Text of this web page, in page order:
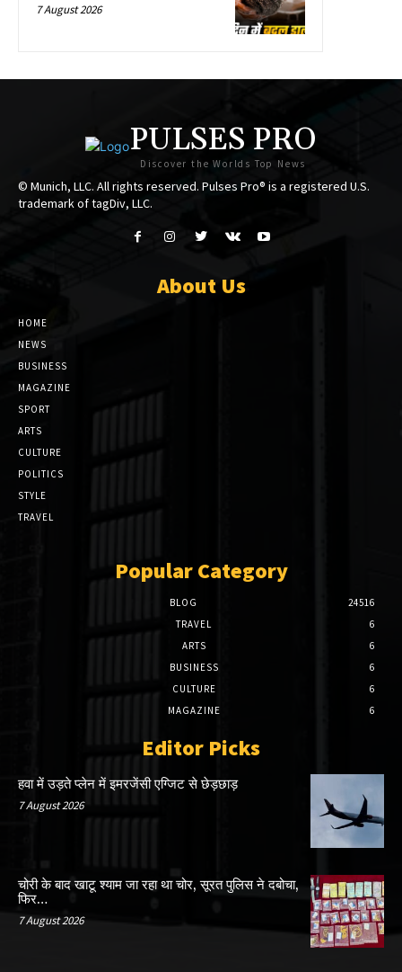
7 August 2026
PULSES PRO
Discover the Worlds Top News
© Munich, LLC. All rights reserved. Pulses Pro® is a registered U.S.
trademark of tagDiv, LLC.
About Us
HOME
NEWS
BUSINESS
MAGAZINE
SPORT
ARTS
CULTURE
POLITICS
STYLE
TRAVEL
Popular Category
BLOG
24516
TRAVEL
6
ARTS
6
BUSINESS
6
CULTURE
6
MAGAZINE
6
Editor Picks
हवा में उड़ते प्लेन में इमरजेंसी एग्जिट से छेड़छाड़
7 August 2026
चोरी के बाद खाटू श्याम जा रहा था चोर, सूरत पुलिस ने दबोचा,
फिर…
7 August 2026